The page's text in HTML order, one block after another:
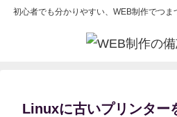
初心者でも分かりやすい、WEB制作でつ
Linuxに古いプリンター